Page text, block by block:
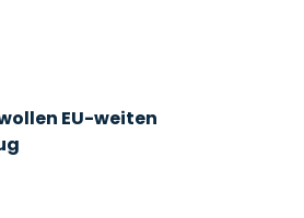
EU-weiten